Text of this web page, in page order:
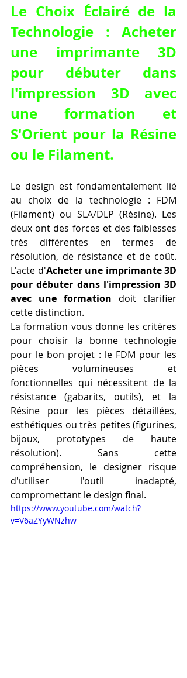
Le Choix Éclairé de la
Technologie : Acheter
une imprimante 3D
pour débuter dans
l'impression 3D avec
une formation et
S'Orient pour la Résine
ou le Filament.
Le design est fondamentalement lié
au choix de la technologie : FDM
(Filament) ou SLA/DLP (Résine). Les
deux ont des forces et des faiblesses
très différentes en termes de
résolution, de résistance et de coût.
L'acte d'Acheter une imprimante 3D
pour débuter dans l'impression 3D
avec une formation doit clarifier
cette distinction.
La formation vous donne les critères
pour choisir la bonne technologie
pour le bon projet : le FDM pour les
pièces volumineuses et
fonctionnelles qui nécessitent de la
résistance (gabarits, outils), et la
Résine pour les pièces détaillées,
esthétiques ou très petites (figurines,
bijoux, prototypes de haute
résolution). Sans cette
compréhension, le designer risque
d'utiliser l'outil inadapté,
compromettant le design final.
https://www.youtube.com/watch?
v=V6aZYyWNzhw